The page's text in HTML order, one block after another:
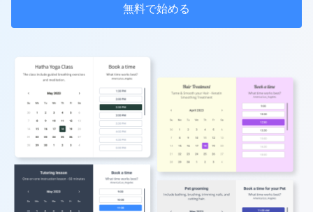
無料で始める